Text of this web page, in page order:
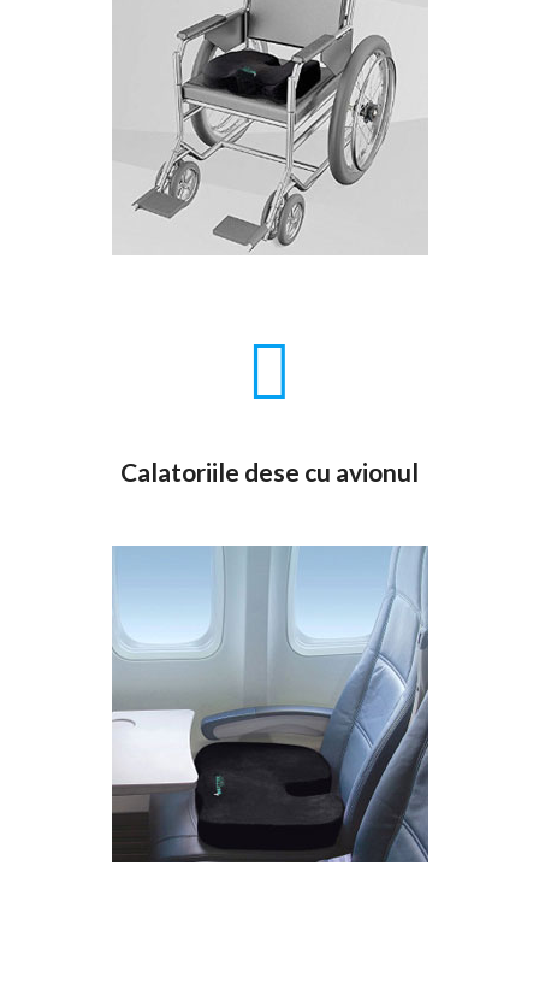
Calatoriile dese cu avionul